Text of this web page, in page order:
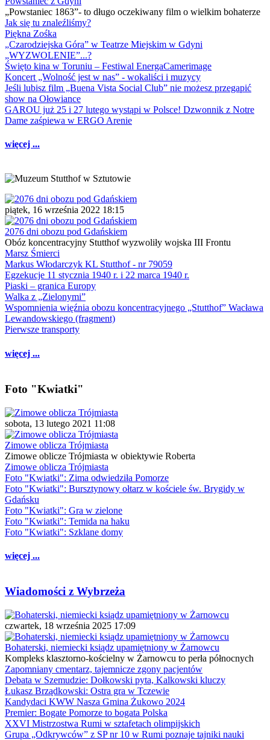
„Powstaniec 1863”- to długo oczekiwany film o wielkim bohaterze
Jak się tu znaleźliśmy?
Piękna Zośka
„Czarodziejska Góra” w Teatrze Miejskim w Gdyni
„WYZWOLENIE”...?
Święto kina w Toruniu – Festiwal EnergaCamerimage
Koncert „Wolność jest w nas” - wokaliści i muzycy
Jeśli lubisz film „Buena Vista Social Club” nie możesz przegapić
show na Ołowiance
GAROU już 25 i 27 lutego wystąpi w Polsce! Dzwonnik z Notre
Dame zaśpiewa w ERGO Arenie
więcej ...
piątek, 16 września 2022 18:15
2076 dni obozu pod Gdańskiem
Obóz koncentracyjny Stutthof wyzwoliły wojska III Frontu
Marsz Śmierci
Markus Włodarczyk KL Stutthof - nr 79059
Egzekucje 11 stycznia 1940 r. i 22 marca 1940 r.
Piaski – granica Europy
Walka z „Zielonymi”
Wspomnienia więźnia obozu koncentracyjnego „Stutthof” Wacława
Lewandowskiego (fragment)
Pierwsze transporty
więcej ...
Foto "Kwiatki"
sobota, 13 lutego 2021 11:08
Zimowe oblicza Trójmiasta
Zimowe oblicze Trójmiasta w obiektywie Roberta
Zimowe oblicza Trójmiasta
Foto "Kwiatki": Zima odwiedziła Pomorze
Foto "Kwiatki": Bursztynowy ołtarz w kościele św. Brygidy w
Gdańsku
Foto "Kwiatki": Gra w zielone
Foto "Kwiatki": Temida na haku
Foto "Kwiatki": Szklane domy
więcej ...
Wiadomości z Wybrzeża
czwartek, 18 września 2025 17:09
Bohaterski, niemiecki ksiądz upamiętniony w Żarnowcu
Kompleks klasztorno-kościelny w Żarnowcu to perła północnych
Zapomniany cmentarz, tajemnicze zgony pacjentów
Debata w Szemudzie: Dołkowski pyta, Kalkowski kluczy
Łukasz Brządkowski: Ostra gra w Tczewie
Kandydaci KWW Nasza Gmina Żukowo 2024
Premier: Bogate Pomorze to bogata Polska
XXVI Mistrzostwa Rumi w sztafetach olimpijskich
Grupa „Odkrywców” z SP nr 10 w Rumi poznaje tajniki nauki